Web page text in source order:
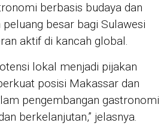
berbasis budaya dan
besar bagi Sulawesi
aktif di kancah global.
lokal menjadi pijakan
posisi Makassar dan
pengembangan gastronomi
berkelanjutan,” jelasnya.